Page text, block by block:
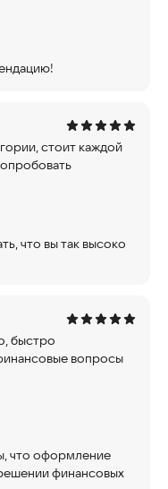
стоит каждой
что вы так высоко
быстро
вопросы
что оформление
финансовых